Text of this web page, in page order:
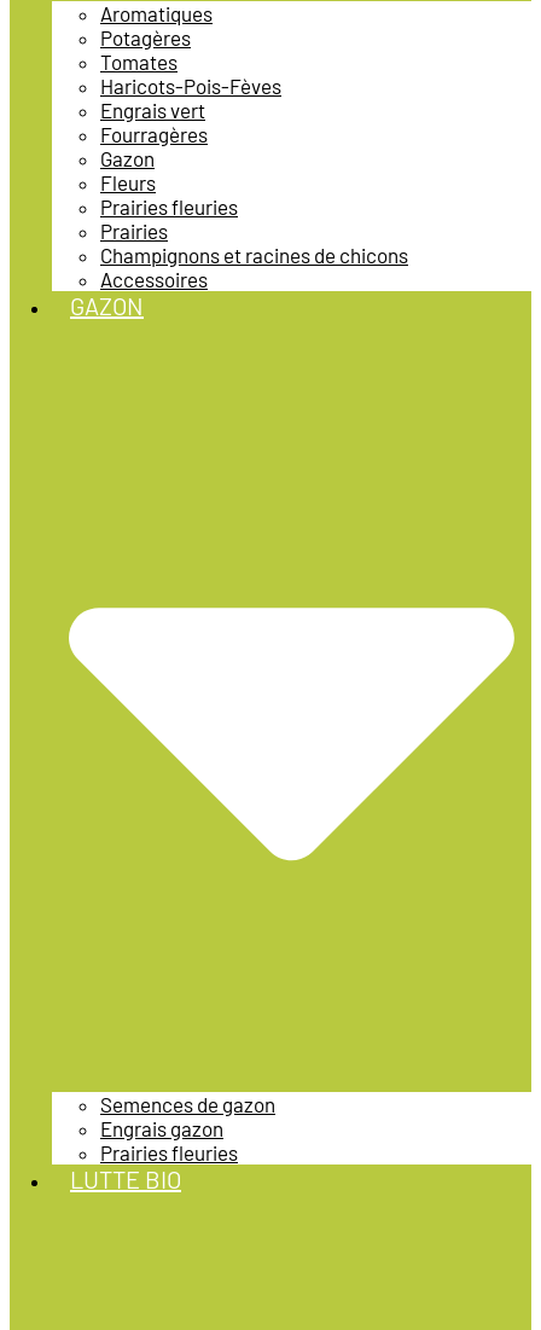
Aromatiques
Potagères
Tomates
Haricots-Pois-Fèves
Engrais vert
Fourragères
Gazon
Fleurs
Prairies fleuries
Prairies
Champignons et racines de chicons
Accessoires
GAZON
Semences de gazon
Engrais gazon
Prairies fleuries
LUTTE BIO